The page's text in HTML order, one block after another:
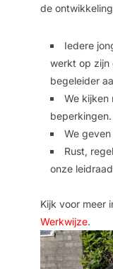
de
Iedere
werkt op zijn
begeleider
We kijken
beperkingen.
We
Rust,
onze
Kijk voor meer
Werkwijze.